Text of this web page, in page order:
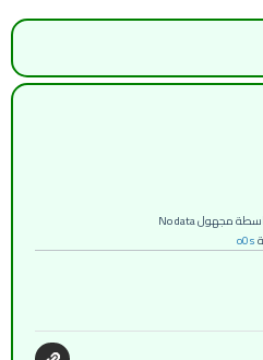
مجهولNo data
o0s